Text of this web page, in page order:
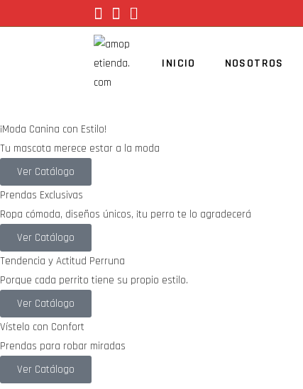
INICIO NOSOTROS
¡Moda Canina con Estilo!
Tu mascota merece estar a la moda
Ver Catálogo
Prendas Exclusivas
Ropa cómoda, diseños únicos, ¡tu perro te lo agradecerá
Ver Catálogo
Tendencia y Actitud Perruna
Porque cada perrito tiene su propio estilo.
Ver Catálogo
Vístelo con Confort
Prendas para robar miradas
Ver Catálogo